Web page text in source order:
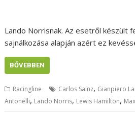
Lando Norrisnak. Az esetről készült
sajnálkozása alapján azért ez
BŐVEBBEN
Racingline Carlos Sainz, Gianpiero
Antonelli, Lando Norris, Lewis Hamilton,